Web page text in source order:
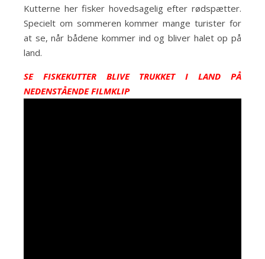
Kutterne her fisker hovedsagelig efter rødspætter.
Specielt om sommeren kommer mange turister for
at se, når bådene kommer ind og bliver halet op på
land.
SE FISKEKUTTER BLIVE TRUKKET I LAND PÅ
NEDENSTÅENDE FILMKLIP